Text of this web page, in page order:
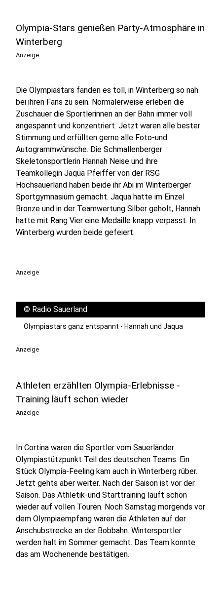
Olympia-Stars genießen Party-Atmosphäre in
Winterberg
Anzeige
Die Olympiastars fanden es toll, in Winterberg so nah
bei ihren Fans zu sein. Normalerweise erleben die
Zuschauer die Sportlerinnen an der Bahn immer voll
angespannt und konzentriert. Jetzt waren alle bester
Stimmung und erfüllten gerne alle Foto-und
Autogrammwünsche. Die Schmallenberger
Skeletonsportlerin Hannah Neise und ihre
Teamkollegin Jaqua Pfeiffer von der RSG
Hochsauerland haben beide ihr Abi im Winterberger
Sportgymnasium gemacht. Jaqua hatte im Einzel
Bronze und in der Teamwertung Silber geholt, Hannah
hatte mit Rang Vier eine Medaille knapp verpasst. In
Winterberg wurden beide gefeiert.
Anzeige
© Radio Sauerland
Olympiastars ganz entspannt - Hannah und Jaqua
Anzeige
Athleten erzählten Olympia-Erlebnisse -
Training läuft schon wieder
Anzeige
In Cortina waren die Sportler vom Sauerländer
Olympiastützpunkt Teil des deutschen Teams. Ein
Stück Olympia-Feeling kam auch in Winterberg rüber.
Jetzt gehts aber weiter. Nach der Saison ist vor der
Saison. Das Athletik-und Starttraining läuft schon
wieder auf vollen Touren. Noch Samstag morgends vor
dem Olympiaempfang waren die Athleten auf der
Anschubstrecke an der Bobbahn. Wintersportler
werden halt im Sommer gemacht. Das Team konnte
das am Wochenende bestätigen.